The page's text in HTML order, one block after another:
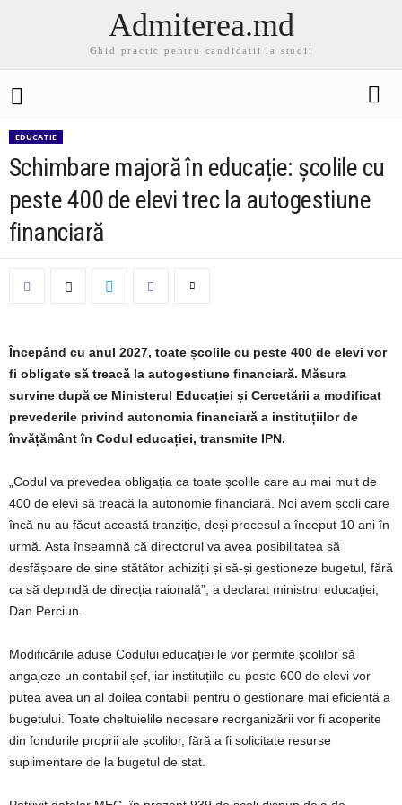
Admiterea.md
Ghid practic pentru candidatii la studii
EDUCATIE
Schimbare majoră în educație: școlile cu
peste 400 de elevi trec la autogestiune
financiară
Începând cu anul 2027, toate școlile cu peste 400 de elevi vor
fi obligate să treacă la autogestiune financiară. Măsura
survine după ce Ministerul Educației și Cercetării a modificat
prevederile privind autonomia financiară a instituțiilor de
învățământ în Codul educației, transmite IPN.
„Codul va prevedea obligația ca toate școlile care au mai mult de
400 de elevi să treacă la autonomie financiară. Noi avem școli care
încă nu au făcut această tranziție, deși procesul a început 10 ani în
urmă. Asta înseamnă că directorul va avea posibilitatea să
desfășoare de sine stătător achiziții și să-și gestioneze bugetul, fără
ca să depindă de direcția raională”, a declarat ministrul educației,
Dan Perciun.
Modificările aduse Codului educației le vor permite școlilor să
angajeze un contabil șef, iar instituțiile cu peste 600 de elevi vor
putea avea un al doilea contabil pentru o gestionare mai eficientă a
bugetului. Toate cheltuielile necesare reorganizării vor fi acoperite
din fondurile proprii ale școlilor, fără a fi solicitate resurse
suplimentare de la bugetul de stat.